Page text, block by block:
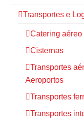
Transportes e
Catering aéreo
Cisternas
Transportes
Aeroportos
Transportes
Transportes